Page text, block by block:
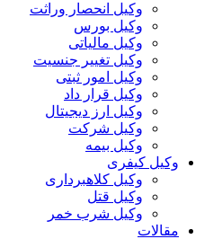
وکیل انحصار وراثت
وکیل بورس
وکیل مالیاتی
وکیل تغییر جنسیت
وکیل امور ثبتی
وکیل قرار داد
وکیل ارز دیجیتال
وکیل شرکت
وکیل بیمه
وکیل کیفری
وکیل کلاهبرداری
وکیل قتل
وکیل شرب خمر
مقالات